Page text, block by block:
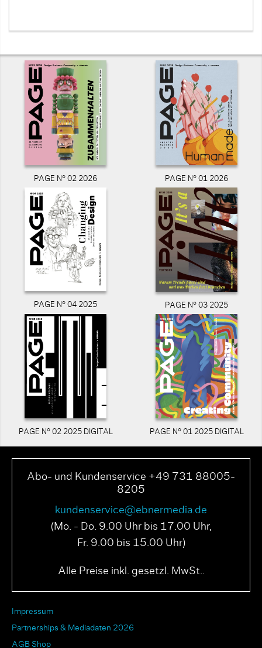
PAGE N° 02 2026 PAGE N° 01 2026
PAGE N° 04 2025 PAGE N° 03 2025
PAGE N° 02 2025 DIGITAL PAGE N° 01 2025 DIGITAL
Abo- und Kundenservice +49 731 88005-
8205
kundenservice@ebnermedia.de
(Mo. - Do. 9.00 Uhr bis 17.00 Uhr,
Fr. 9.00 bis 15.00 Uhr)
Alle Preise inkl. gesetzl. MwSt..
Impressum
Partnerships & Mediadaten 2026
AGB Shop